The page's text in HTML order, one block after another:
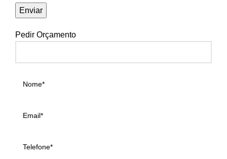
Pedir Orçamento